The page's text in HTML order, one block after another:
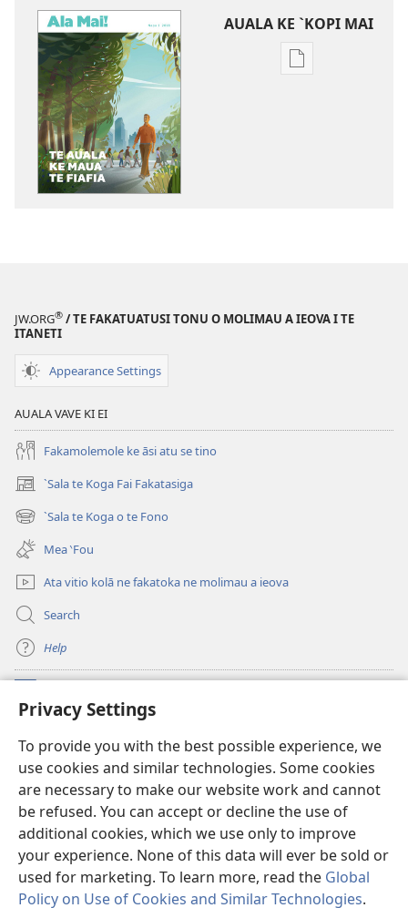
Privacy Settings
To provide you with the best possible experience, we
use cookies and similar technologies. Some cookies
are necessary to make our website work and cannot
be refused. You can accept or decline the use of
additional cookies, which we use only to improve
your experience. None of this data will ever be sold or
used for marketing. To learn more, read the Global
Policy on Use of Cookies and Similar Technologies.
AUALA KE `KOPI MAI
Auala
JW.ORG® / TE FAKATUATUSI TONU O MOLIMAU A IEOVA I TE
ITANETI
Appearance Settings
AUALA VAVE KI EI
Fakamolemole ke āsi atu se tino
`Sala te Koga Fai Fakatasiga
(opens
new
window)
`Sala te Koga o te Fono
(opens
new
window)
Mea ‵Fou
Ata vitio kolā ne fakatoka ne molimau a ieova
Search
Help
(opens
new
Te Fatatusi o te Faleleoleo Maluga i te Itaneti
(opens
new
window)JW Hub
(opens
new
window)Polokalame o te JW Library